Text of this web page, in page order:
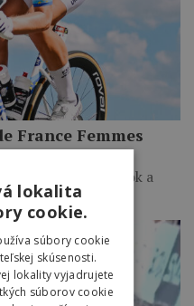
France Femmes
troch pretekárok a
lokalita
cookie.
súbory cookie
skúsenosti.
lokality vyjadrujete
súborov cookie